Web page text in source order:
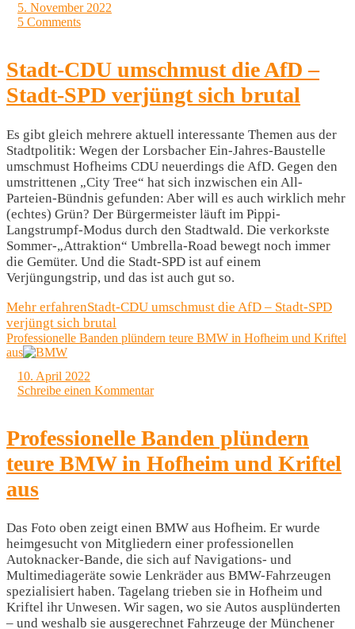
5. November 2022
5 Comments
Stadt-CDU umschmust die AfD –
Stadt-SPD verjüngt sich brutal
Es gibt gleich mehrere aktuell interessante Themen aus der
Stadtpolitik: Wegen der Lorsbacher Ein-Jahres-Baustelle
umschmust Hofheims CDU neuerdings die AfD. Gegen den
umstrittenen „City Tree“ hat sich inzwischen ein All-
Parteien-Bündnis gefunden: Aber will es auch wirklich mehr
(echtes) Grün? Der Bürgermeister läuft im Pippi-
Langstrumpf-Modus durch den Stadtwald. Die verkorkste
Sommer-„Attraktion“ Umbrella-Road bewegt noch immer
die Gemüter. Und die Stadt-SPD ist auf einem
Verjüngungstrip, und das ist auch gut so.
Mehr erfahrenStadt-CDU umschmust die AfD – Stadt-SPD
verjüngt sich brutal
Professionelle Banden plündern teure BMW in Hofheim und Kriftel
aus
10. April 2022
Schreibe einen Kommentar
Professionelle Banden plündern
teure BMW in Hofheim und Kriftel
aus
Das Foto oben zeigt einen BMW aus Hofheim. Er wurde
heimgesucht von Mitgliedern einer professionellen
Autoknacker-Bande, die sich auf Navigations- und
Multimediageräte sowie Lenkräder aus BMW-Fahrzeugen
spezialisiert haben. Tagelang trieben sie in Hofheim und
Kriftel ihr Unwesen. Wir sagen, wo sie Autos ausplünderten
– und weshalb sie ausgerechnet Fahrzeuge der Münchener